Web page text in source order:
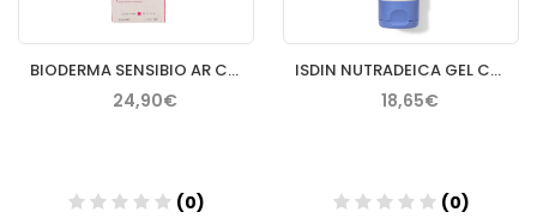
BIODERMA SENSIBIO AR CREMA 40 ML
24,90€
(0)
ISDIN NUTRADEICA GEL CREMA FACIAL PIEL SEBORREICA 50 ML
18,65€
(0)